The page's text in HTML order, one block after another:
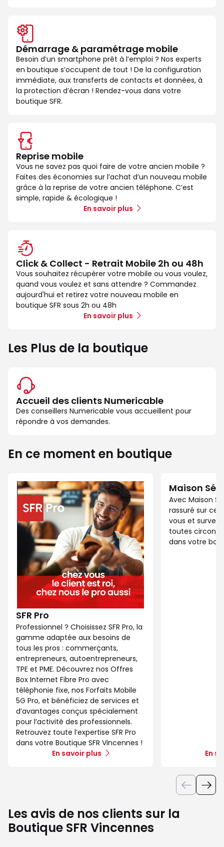
Démarrage & paramétrage mobile
Besoin d’un smartphone prêt à l’emploi ? Nos experts
en boutique s’occupent de tout ! De la configuration
immédiate, aux transferts de contacts et données, à
la protection d’écran ! Rendez-vous dans votre
boutique SFR.
Reprise mobile
Vous ne savez pas quoi faire de votre ancien mobile ?
Faites des économies sur l’achat d’un nouveau mobile
grâce à la reprise de votre ancien téléphone. C’est
simple, rapide & écologique !
En savoir plus
Click & Collect - Retrait Mobile 2h ou 48h
Vous souhaitez récupérer votre mobile ou vous voulez,
quand vous voulez et sans attendre ? Commandez
aujourd'hui et retirez votre nouveau mobile en
boutique SFR sous 2h ou 48h
En savoir plus
Les Plus de la boutique
Accueil des clients Numericable
Des conseillers Numericable vous accueillent pour
répondre à vos demandes.
En ce moment en boutique
SFR Pro
Professionnel ? Choisissez SFR Pro, la
gamme adaptée aux besoins de
tous les pros : commerçants,
entrepreneurs, autoentrepreneurs,
TPE et PME. Découvrez nos Offres
Box Internet Fibre Pro avec
téléphonie fixe, nos Forfaits Mobile
5G Pro, et bénéficiez de services et
d’avantages conçus spécialement
pour l’activité des professionnels.
Retrouvez toute l’expertise SFR Pro
dans votre Boutique SFR Vincennes !
En savoir plus
Maison
Avec Maison
rassuré sur ce
vous et
toutes
dans votre
En
Les avis de nos clients sur la
Boutique SFR Vincennes